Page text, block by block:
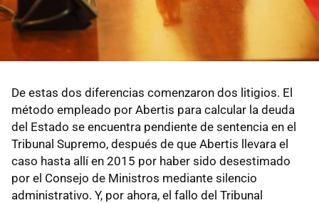
De estas dos diferencias comenzaron dos litigios. El
método empleado por Abertis para calcular la deuda
del Estado se encuentra pendiente de sentencia en el
Tribunal Supremo, después de que Abertis llevara el
caso hasta allí en 2015 por haber sido desestimado
por el Consejo de Ministros mediante silencio
administrativo. Y, por ahora, el fallo del Tribunal